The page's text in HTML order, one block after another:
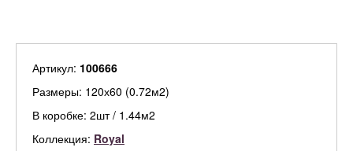
Артикул: 100666
Размеры: 120х60 (0.72м2)
В коробке: 2шт / 1.44м2
Коллекция: Royal